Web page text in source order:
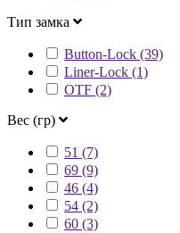
Тип замка
Button-Lock (39)
Liner-Lock (1)
OTF (2)
Вес (гр)
51 (7)
69 (9)
46 (4)
54 (2)
60 (3)